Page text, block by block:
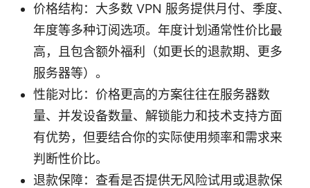
价格结构：大多数 VPN 服务提供月付、季度、
年度等多种订阅选项。年度计划通常性价比最
高，且包含额外福利（如更长的退款期、更多
服务器等）。
性能对比：价格更高的方案往往在服务器数
量、并发设备数量、解锁能力和技术支持方面
有优势，但要结合你的实际使用频率和需求来
判断性价比。
退款保障：查看是否提供无风险试用或退款保